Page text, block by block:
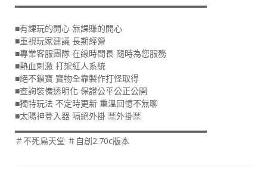
▂▂▂▂▂▂▂▂▂▂▂▂▂▂▂▂▂▂▂▂▂▂▂
■有課玩的開心 無課賺的開心
■重視玩家建議 長期經營
■專業客服團隊 在線時間長 隨時為您服務
■熱血刺激 打架紅人系統
■絕不鎖寶 寶物全靠製作打怪取得
■查詢裝備透明化 保證公平公正公開
■獨特玩法 不定時更新 重溫回憶不無聊
■太陽神登入器 隔絕外掛 🈲️外掛🈲️
▂▂▂▂▂▂▂▂▂▂▂▂▂▂▂▂▂▂▂▂▂▂▂
＃不死鳥天堂 ＃自創2.70c版本